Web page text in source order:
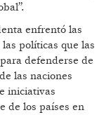
enfrentó las
políticas que las
defenderse de
las naciones
iniciativas
de los países en